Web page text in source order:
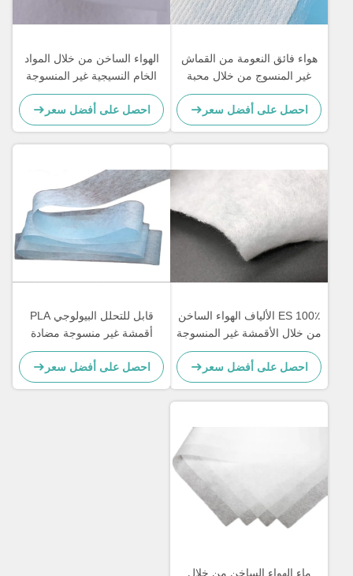
هواء فائق النعومة من القماش
غير المنسوج من خلال محبة
للماء مثقبة للمناديل الصحية
احصل على أفضل سعر
الهواء الساخن من خلال المواد
الخام النسيجية غير المنسوجة
لأقنعة N95
احصل على أفضل سعر
100٪ ES الألياف الهواء الساخن
من خلال الأقمشة غير المنسوجة
ADL لحفاضات الأطفال
احصل على أفضل سعر
قابل للتحلل البيولوجي PLA
أقمشة غير منسوجة مضادة
للبكتيريا وبطبيعة الحال FDA
قياسي
احصل على أفضل سعر
ماء الهواء الساخن من خلال